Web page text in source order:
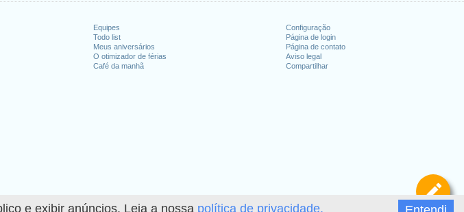
e exibir anúncios. Leia a nossa política de privacidade.
Equipes
Todo list
Meus aniversários
O otimizador de férias
Café da manhã
Configuração
Página de login
Página de contato
Aviso legal
Compartilhar